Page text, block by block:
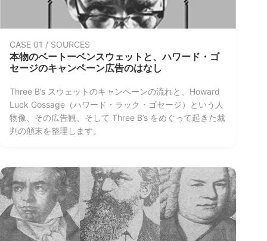
CASE 01 / SOURCES
本物のベートーベンスウェットと、ハワード・ゴ
セージのキャンペーン広告のはなし
Three B’s スウェットのキャンペーンの流れと、Howard
Luck Gossage（ハワード・ラック・ゴセージ）という人
物像、その広告観、そして Three B’s をめぐって起きた裁
判の顛末を整理します。
－ MERIYASU STUDY / 生産と構造
解説メリヤス 01. 総論
MERIYASU STUDY
当時の吊り編み機とトンプキン編み機
などの解説
ポリシー
利用規約